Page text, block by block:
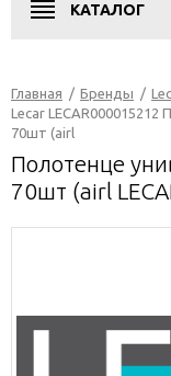
КАТАЛОГ
Главная / Бренды /
Lecar LECAR000015212
70шт (airl
Полотенце
70шт (airl